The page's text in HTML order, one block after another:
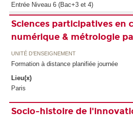
Entrée Niveau 6 (Bac+3 et 4)
Sciences participatives en
numérique & métrologie
UNITÉ D’ENSEIGNEMENT
Formation à distance planifiée journée
Lieu(x)
Paris
Socio-histoire de